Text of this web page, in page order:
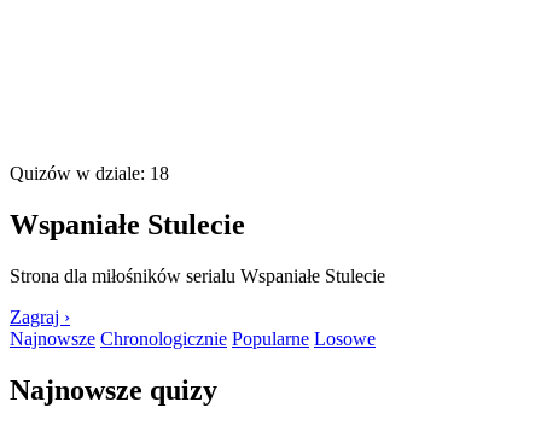
Quizów w dziale: 18
Wspaniałe Stulecie
Strona dla miłośników serialu Wspaniałe Stulecie
Zagraj ›
Najnowsze Chronologicznie Popularne Losowe
Najnowsze quizy